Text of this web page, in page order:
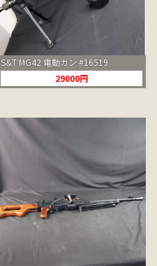
S&T MG42 電動ガン #16519
29000円